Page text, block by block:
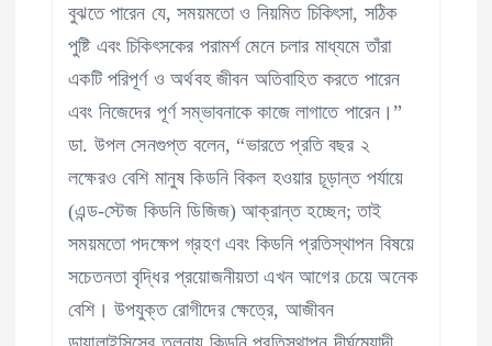
বুঝতে পারেন যে, সময়মতো ও নিয়মিত চিকিৎসা, সঠিক
পুষ্টি এবং চিকিৎসকের পরামর্শ মেনে চলার মাধ্যমে তাঁরা
একটি পরিপূর্ণ ও অর্থবহ জীবন অতিবাহিত করতে পারেন
এবং নিজেদের পূর্ণ সম্ভাবনাকে কাজে লাগাতে পারেন।”
ডা. উপল সেনগুপ্ত বলেন, “ভারতে প্রতি বছর ২
লক্ষেরও বেশি মানুষ কিডনি বিকল হওয়ার চূড়ান্ত পর্যায়ে
(এন্ড-স্টেজ কিডনি ডিজিজ) আক্রান্ত হচ্ছেন; তাই
সময়মতো পদক্ষেপ গ্রহণ এবং কিডনি প্রতিস্থাপন বিষয়ে
সচেতনতা বৃদ্ধির প্রয়োজনীয়তা এখন আগের চেয়ে অনেক
বেশি। উপযুক্ত রোগীদের ক্ষেত্রে, আজীবন